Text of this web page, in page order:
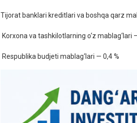
Tijorat banklari kreditlari va boshqa qarz
Korxona va tashkilotlarning o‘z mablag‘lari
Respublika budjeti mablag‘lari — 0,4 %